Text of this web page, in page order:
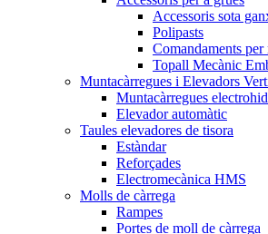
Accessoris sota
Polipasts
Comandaments per
Topall Mecànic
Muntacàrregues i Elevadors
Muntacàrregues
Elevador automàtic
Taules elevadores de tisora
Estàndar
Reforçades
Electromecànica HMS
Molls de càrrega
Rampes
Portes de moll de càrrega